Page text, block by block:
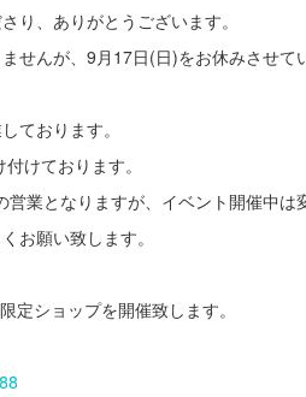
り、ありがとうございます。
せんが、9月17日(日)をお休みさせて
ております。
けております。
業となりますが、イベント開催中は
お願い致します。
定ショップを開催致します。